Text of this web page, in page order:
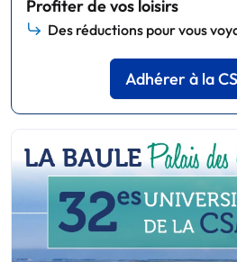
Profiter de vos loisirs
Des réductions pour vous
Adhérer à la